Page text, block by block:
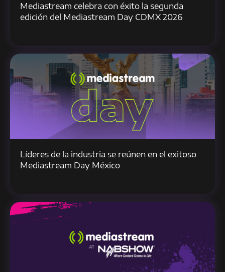
Mediastream celebra con éxito la segunda
edición del Mediastream Day CDMX 2026
Líderes de la industria se reúnen en el exitoso
Mediastream Day México